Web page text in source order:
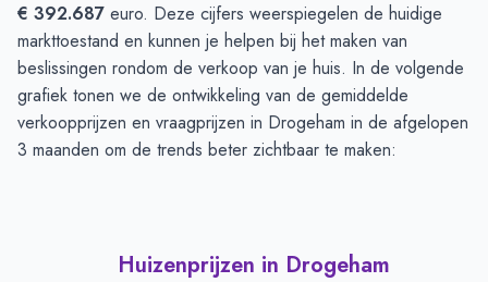
€ 392.687 euro. Deze cijfers weerspiegelen de huidige
markttoestand en kunnen je helpen bij het maken van
beslissingen rondom de verkoop van je huis. In de volgende
grafiek tonen we de ontwikkeling van de gemiddelde
verkoopprijzen en vraagprijzen in Drogeham in de afgelopen
3 maanden om de trends beter zichtbaar te maken:
Huizenprijzen in Drogeham